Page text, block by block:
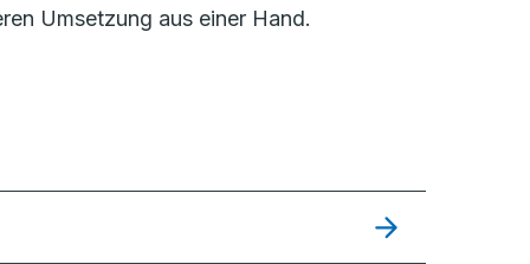
Umsetzung aus einer Hand.